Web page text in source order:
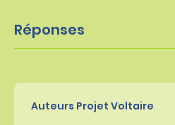
Réponses
Auteurs Projet Voltaire